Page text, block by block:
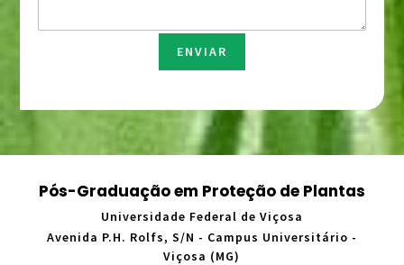
e
ENVIAR
Pós-Graduação em Proteção de Plantas
Universidade Federal de Viçosa
Avenida P.H. Rolfs, S/N - Campus Universitário -
Viçosa (MG)